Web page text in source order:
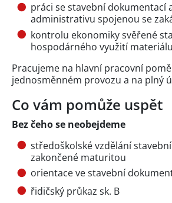
práci se stavební dokumentací
administrativu spojenou se
kontrolu ekonomiky svěřené
hospodárného využití
Pracujeme na hlavní pracovní
jednosměnném provozu a na plný
Co vám pomůže uspět
Bez čeho se neobejdeme
středoškolské vzdělání
zakončené maturitou
orientace ve stavební
řidičský průkaz sk. B